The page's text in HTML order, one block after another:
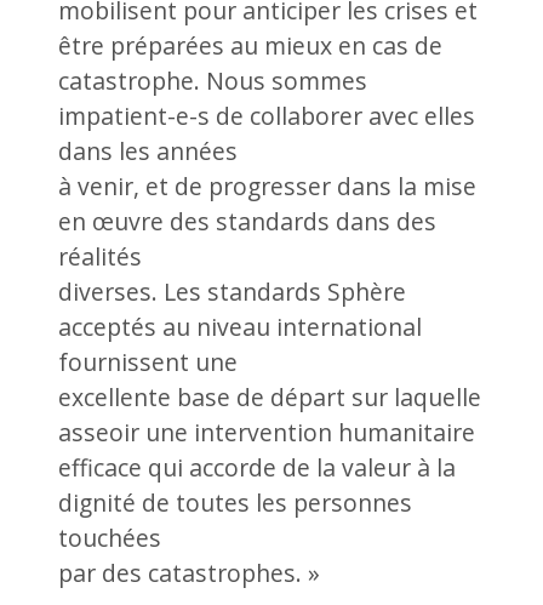
mobilisent pour anticiper les crises et
être préparées au mieux en cas de
catastrophe. Nous sommes
impatient-e-s de collaborer avec elles
dans les années
à venir, et de progresser dans la mise
en œuvre des standards dans des
réalités
diverses. Les standards Sphère
acceptés au niveau international
fournissent une
excellente base de départ sur laquelle
asseoir une intervention humanitaire
efficace qui accorde de la valeur à la
dignité de toutes les personnes
touchées
par des catastrophes. »